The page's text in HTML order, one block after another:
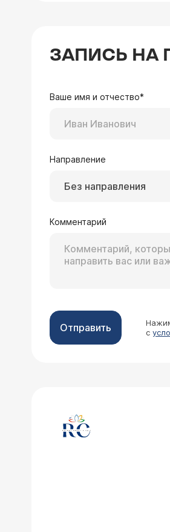
ЗАПИСЬ НА
Ваше имя и отчество*
Направление
Без направления
Комментарий
Отправить
с